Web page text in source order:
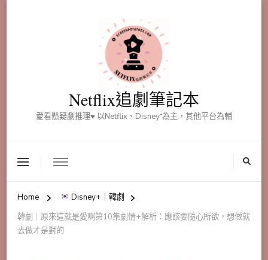
Netflix追劇筆記本
愛看懸疑劇推理♥ 以Netflix、Disney⁺為主，其他平台為輔
Home
Disney+｜韓劇
韓劇｜原來這就是愛啊第10集劇情+解析：應該要隨心所欲，想做就
去做才是對的